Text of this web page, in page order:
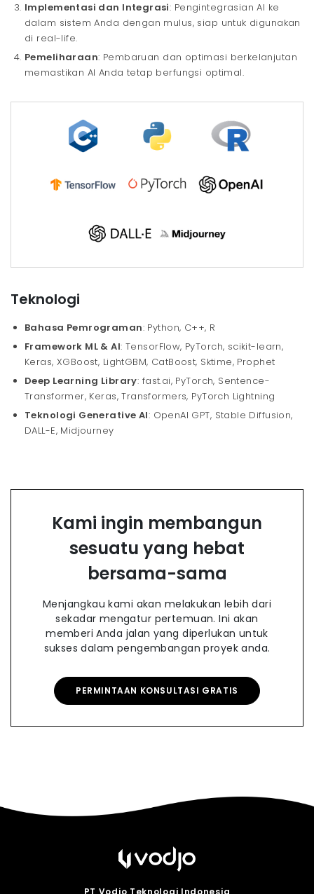
Implementasi dan Integrasi: Pengintegrasian AI ke
dalam sistem Anda dengan mulus, siap untuk digunakan
di real-life.
Pemeliharaan: Pembaruan dan optimasi berkelanjutan
memastikan AI Anda tetap berfungsi optimal.
Teknologi
Bahasa Pemrograman: Python, C++, R
Framework ML & AI: TensorFlow, PyTorch, scikit-learn,
Keras, XGBoost, LightGBM, CatBoost, Sktime, Prophet
Deep Learning Library: fast.ai, PyTorch, Sentence-
Transformer, Keras, Transformers, PyTorch Lightning
Teknologi Generative AI: OpenAI GPT, Stable Diffusion,
DALL-E, Midjourney
Kami ingin membangun
sesuatu yang hebat
bersama-sama
Menjangkau kami akan melakukan lebih dari
sekadar mengatur pertemuan. Ini akan
memberi Anda jalan yang diperlukan untuk
sukses dalam pengembangan proyek anda.
PERMINTAAN KONSULTASI GRATIS